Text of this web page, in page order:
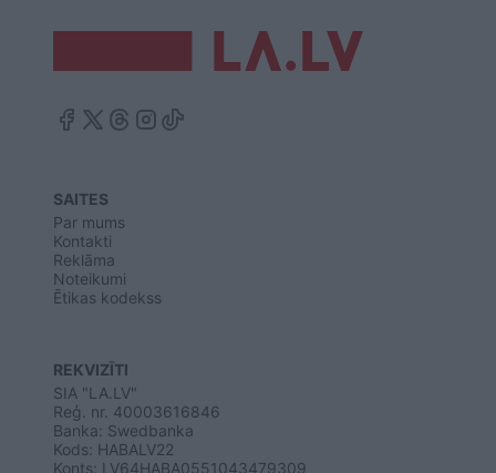
SAITES
Par mums
Kontakti
Reklāma
Noteikumi
Ētikas kodekss
REKVIZĪTI
SIA "LA.LV"
Reģ. nr. 40003616846
Banka: Swedbanka
Kods: HABALV22
Konts: LV64HABA0551043479309